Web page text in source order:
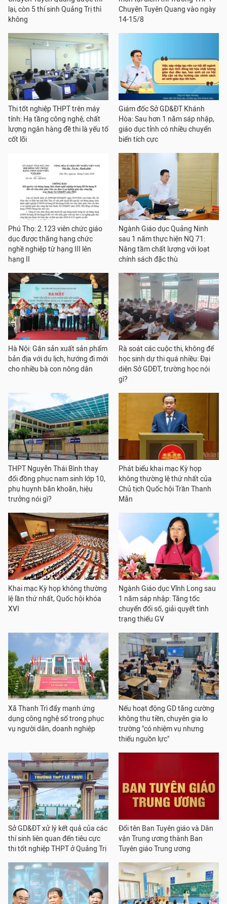
lại, còn 5 thí sinh Quảng Trị thì
không
Chuyên Tuyên Quang vào ngày
14-15/8
Thi tốt nghiệp THPT trên máy
tính: Hạ tầng công nghệ, chất
lượng ngân hàng đề thi là yếu tố
cốt lõi
Giám đốc Sở GD&ĐT Khánh
Hòa: Sau hơn 1 năm sáp nhập,
giáo dục tỉnh có nhiều chuyển
biến tích cực
Phú Thọ: 2.123 viên chức giáo
dục được thăng hạng chức
nghề nghiệp từ hạng III lên
hạng II
Ngành Giáo dục Quảng Ninh
sau 1 năm thực hiện NQ 71:
Nâng tầm chất lượng với loạt
chính sách đặc thù
Hà Nội: Gắn sản xuất sản phẩm
bản địa với du lịch, hướng đi mới
cho nhiều bà con nông dân
Rà soát các cuộc thi, không để
học sinh dự thi quá nhiều: Đại
diện Sở GDĐT, trường học nói
gì?
THPT Nguyễn Thái Bình thay
đổi đồng phục nam sinh lớp 10,
phụ huynh băn khoăn, hiệu
trưởng nói gì?
Phát biểu khai mạc Kỳ họp
không thường lệ thứ nhất của
Chủ tịch Quốc hội Trần Thanh
Mẫn
Khai mạc Kỳ họp không thường
lệ lần thứ nhất, Quốc hội khóa
XVI
Ngành Giáo dục Vĩnh Long sau
1 năm sáp nhập: Tăng tốc
chuyển đổi số, giải quyết tình
trạng thiếu GV
Xã Thanh Trì đẩy mạnh ứng
dụng công nghệ số trong phục
vụ người dân, doanh nghiệp
Nếu hoạt động GD tăng cường
không thu tiền, chuyên gia lo
trường "có nhiệm vụ nhưng
thiếu nguồn lực"
Sở GD&ĐT xử lý kết quả của các
thí sinh liên quan đến tiêu cực
thi tốt nghiệp THPT ở Quảng Trị
Đổi tên Ban Tuyên giáo và Dân
vận Trung ương thành Ban
Tuyên giáo Trung ương